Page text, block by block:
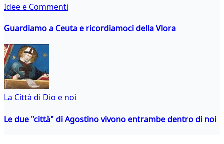
Idee e Commenti
Guardiamo a Ceuta e ricordiamoci della Vlora
La Città di Dio e noi
Le due "città" di Agostino vivono entrambe dentro di noi